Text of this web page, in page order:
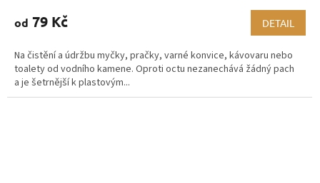
od 79 Kč DETAIL
Na čistění a údržbu myčky, pračky, varné konvice, kávovaru nebo
toalety od vodního kamene. Oproti octu nezanechává žádný pach
a je šetrnější k plastovým...